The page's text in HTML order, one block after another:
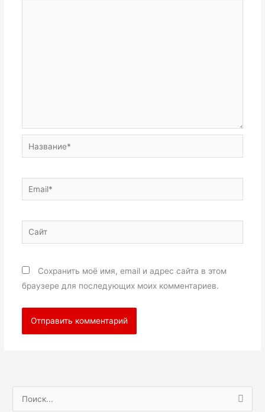
Название*
Email*
Сайт
Сохранить моё имя, email и адрес сайта в этом
браузере для последующих моих комментариев.